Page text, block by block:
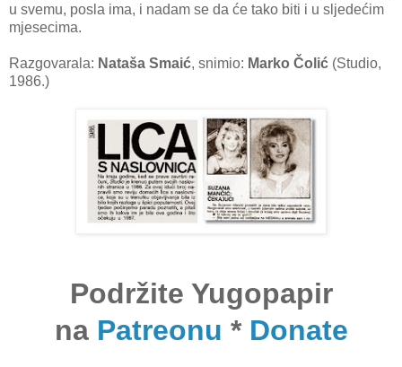
u svemu, posla ima, i nadam se da će tako biti i u sljedećim
mjesecima.
Razgovarala: Nataša Smaić, snimio: Marko Čolić (Studio,
1986.)
Podržite Yugopapir
na Patreonu * Donate